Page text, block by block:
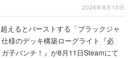
2026年8月10日
超えるとバーストする「ブラックジャ
仕様のデッキ構築ローグライト『必
子パンチ！』が8月11日Steamにて